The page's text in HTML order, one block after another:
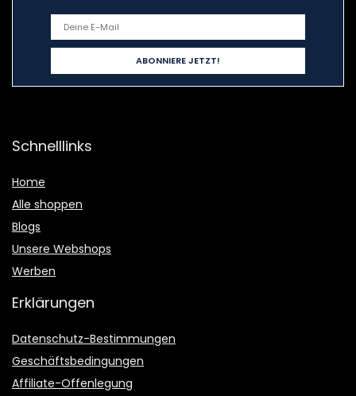
Schnelllinks
Home
Alle shoppen
Blogs
Unsere Webshops
Werben
Erklärungen
Datenschutz-Bestimmungen
Geschäftsbedingungen
Affiliate-Offenlegung